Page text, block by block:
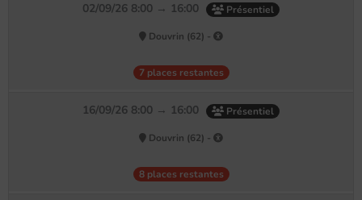
02/09/26 8:00 → 16:00 Présentiel
Douvrin (62) -
7 places restantes
16/09/26 8:00 → 16:00 Présentiel
Douvrin (62) -
8 places restantes